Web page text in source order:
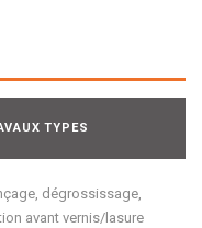
TYPES
dégrossissage,
avant vernis/lasure